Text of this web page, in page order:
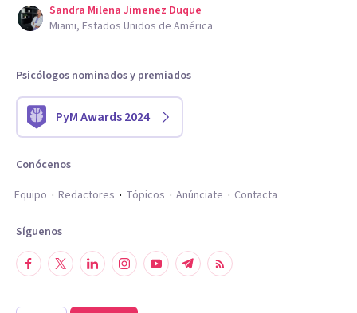
Sandra Milena Jimenez Duque
Miami, Estados Unidos de América
Psicólogos nominados y premiados
PyM Awards 2024
Conócenos
Equipo
Redactores Tópicos Anúnciate Contacta
Síguenos